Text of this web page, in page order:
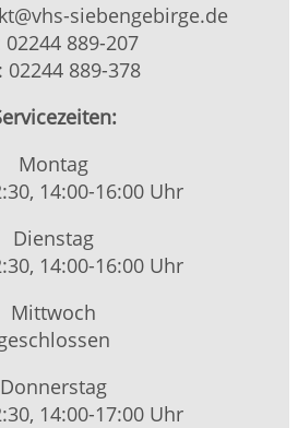
siebengebirge.de
02244 889-207
02244 889-378
Montag
14:00-16:00 Uhr
Dienstag
14:00-16:00 Uhr
Mittwoch
Donnerstag
14:00-17:00 Uhr